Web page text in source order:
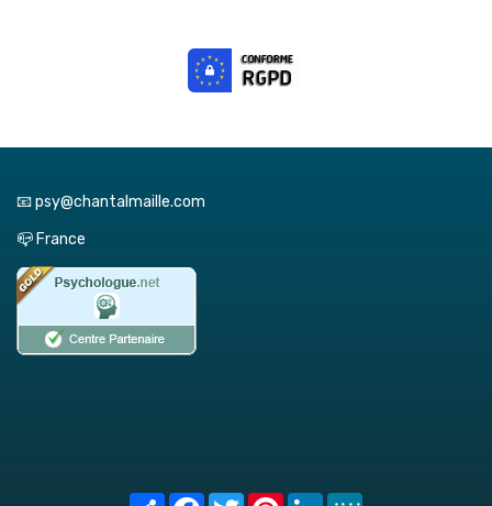
📧 psy@chantalmaille.com
📪 France
Share FacebookTwitterPinterest
LinkedIn